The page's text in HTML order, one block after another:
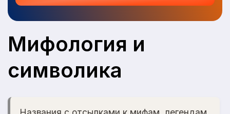
Мифология и
символика